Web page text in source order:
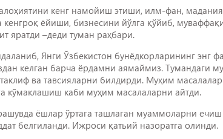
кенг намойиш этиши, илм-фан,
ёйиши, бизнесини йўлга қўйиб,
яратди –деди туман раҳбари.
Янги Ўзбекистон бунёдкорларининг энг
келган барча ёрдамни аямаймиз. Тумандаги
ва тавсияларни билдирди. Муҳим
кўмаклашиш каби муҳим масалаларни айтди.
ёшлар ўртага ташлаган муаммоларни
белгиланди. Ижроси қатьий назоратга олинди.